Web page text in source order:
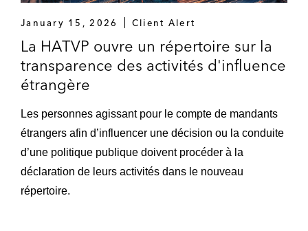
January 15, 2026 Client Alert
La HATVP ouvre un répertoire sur la
transparence des activités d'influence
étrangère
Les personnes agissant pour le compte de mandants
étrangers afin d’influencer une décision ou la conduite
d’une politique publique doivent procéder à la
déclaration de leurs activités dans le nouveau
répertoire.